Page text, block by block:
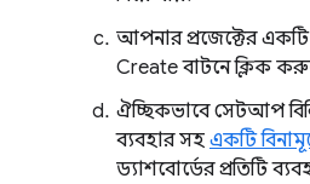
আপনার প্রজেক্টের
Create বাটনে ক্লিক
ঐচ্ছিকভাবে সেটআপ
ব্যবহার সহ একটি
ড্যাশবোর্ডের প্রতিটি